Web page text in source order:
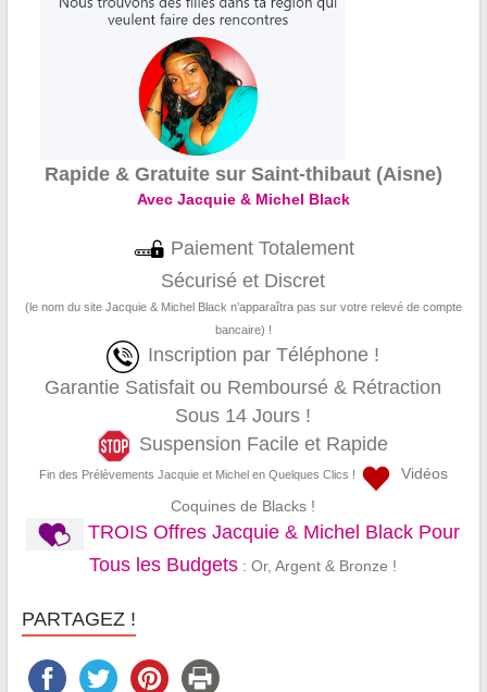
Rapide & Gratuite sur Saint-thibaut (Aisne)
Avec Jacquie & Michel Black
Paiement Totalement
Sécurisé et Discret
(le nom du site Jacquie & Michel Black n’apparaîtra pas sur votre relevé de compte
bancaire) !
Inscription par Téléphone !
Garantie Satisfait ou Remboursé & Rétraction
Sous 14 Jours !
Suspension Facile et Rapide
Fin des Prélèvements Jacquie et Michel en Quelques Clics !
Vidéos
Coquines de Blacks !
TROIS Offres Jacquie & Michel Black Pour
Tous les Budgets : Or, Argent & Bronze !
PARTAGEZ !